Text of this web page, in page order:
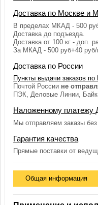
Доставка по Москве и
В пределах МКАД - 500
Доставка до подъезда.
Доставка от 100 кг - доп.
За МКАД - 500 руб+40 руб/
Доставка по России
Пункты выдачи заказов по
Почтой России не
ПЭК, Деловые Линии,
Наложенному платежу
Мы отправляем заказы
Гарантия качества
Прямые поставки от
Общая информация